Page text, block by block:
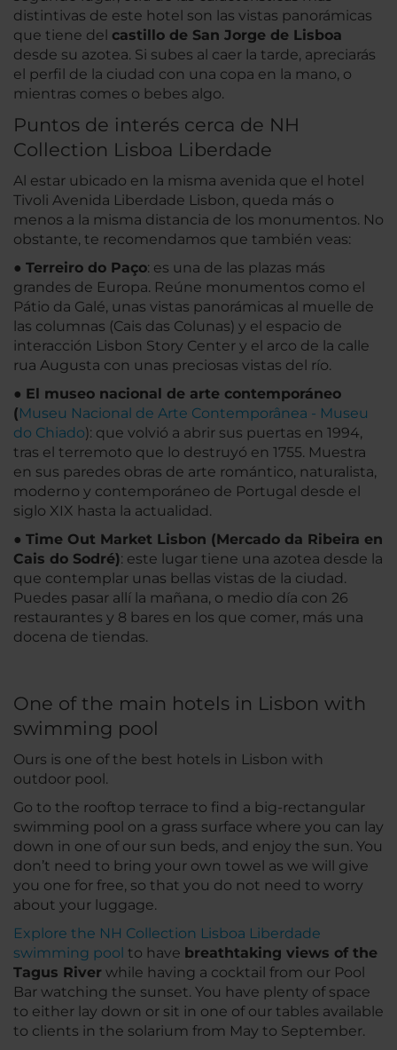
distintivas de este hotel son las vistas panorámicas
que tiene del castillo de San Jorge de Lisboa
desde su azotea. Si subes al caer la tarde, apreciarás
el perfil de la ciudad con una copa en la mano, o
mientras comes o bebes algo.
Puntos de interés cerca de NH
Collection Lisboa Liberdade
Al estar ubicado en la misma avenida que el hotel
Tivoli Avenida Liberdade Lisbon, queda más o
menos a la misma distancia de los monumentos. No
obstante, te recomendamos que también veas:
● Terreiro do Paço: es una de las plazas más
grandes de Europa. Reúne monumentos como el
Pátio da Galé, unas vistas panorámicas al muelle de
las columnas (Cais das Colunas) y el espacio de
interacción Lisbon Story Center y el arco de la calle
rua Augusta con unas preciosas vistas del río.
● El museo nacional de arte contemporáneo
(Museu Nacional de Arte Contemporânea - Museu
do Chiado): que volvió a abrir sus puertas en 1994,
tras el terremoto que lo destruyó en 1755. Muestra
en sus paredes obras de arte romántico, naturalista,
moderno y contemporáneo de Portugal desde el
siglo XIX hasta la actualidad.
● Time Out Market Lisbon (Mercado da Ribeira en
Cais do Sodré): este lugar tiene una azotea desde la
que contemplar unas bellas vistas de la ciudad.
Puedes pasar allí la mañana, o medio día con 26
restaurantes y 8 bares en los que comer, más una
docena de tiendas.
One of the main hotels in Lisbon with
swimming pool
Ours is one of the best hotels in Lisbon with
outdoor pool.
Go to the rooftop terrace to find a big-rectangular
swimming pool on a grass surface where you can lay
down in one of our sun beds, and enjoy the sun. You
don’t need to bring your own towel as we will give
you one for free, so that you do not need to worry
about your luggage.
Explore the NH Collection Lisboa Liberdade
swimming pool to have breathtaking views of the
Tagus River while having a cocktail from our Pool
Bar watching the sunset. You have plenty of space
to either lay down or sit in one of our tables available
to clients in the solarium from May to September.